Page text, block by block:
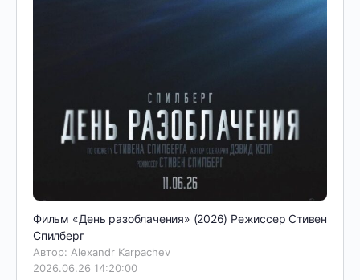
Фильм «День разоблачения» (2026) Режиссер Стивен
Спилберг
Автор: Alexandr Karpachev
2026.06.26 14:20:00